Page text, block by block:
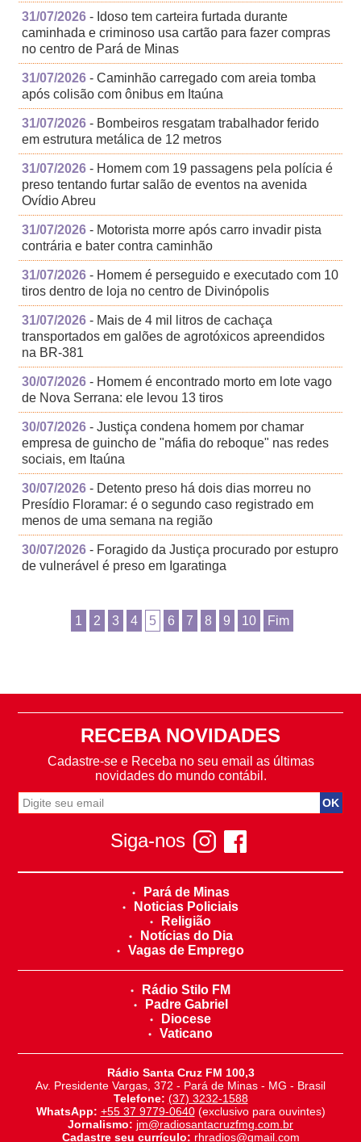
31/07/2026 - Idoso tem carteira furtada durante
caminhada e criminoso usa cartão para fazer compras
no centro de Pará de Minas
31/07/2026 - Caminhão carregado com areia tomba
após colisão com ônibus em Itaúna
31/07/2026 - Bombeiros resgatam trabalhador ferido
em estrutura metálica de 12 metros
31/07/2026 - Homem com 19 passagens pela polícia é
preso tentando furtar salão de eventos na avenida
Ovídio Abreu
31/07/2026 - Motorista morre após carro invadir pista
contrária e bater contra caminhão
31/07/2026 - Homem é perseguido e executado com 10
tiros dentro de loja no centro de Divinópolis
31/07/2026 - Mais de 4 mil litros de cachaça
transportados em galões de agrotóxicos apreendidos
na BR-381
30/07/2026 - Homem é encontrado morto em lote vago
de Nova Serrana: ele levou 13 tiros
30/07/2026 - Justiça condena homem por chamar
empresa de guincho de "máfia do reboque" nas redes
sociais, em Itaúna
30/07/2026 - Detento preso há dois dias morreu no
Presídio Floramar: é o segundo caso registrado em
menos de uma semana na região
30/07/2026 - Foragido da Justiça procurado por estupro
de vulnerável é preso em Igaratinga
1 2 3 4 5 6 7 8 9 10 Fim
RECEBA NOVIDADES
Cadastre-se e Receba no seu email as últimas
novidades do mundo contábil.
Siga-nos
Pará de Minas
Noticias Policiais
Religião
Notícias do Dia
Vagas de Emprego
Rádio Stilo FM
Padre Gabriel
Diocese
Vaticano
Rádio Santa Cruz FM 100,3
Av. Presidente Vargas, 372 - Pará de Minas - MG - Brasil
Telefone: (37) 3232-1588
WhatsApp: +55 37 9779-0640(exclusivo para ouvintes)
Jornalismo: jm@radiosantacruzfmg.com.br
Cadastre seu currículo: rhradios@gmail.com